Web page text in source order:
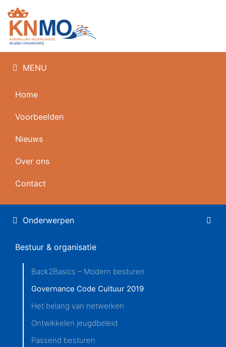
MENU
Home
Voorbeelden
Nieuws
Over ons
Contact
Onderwerpen
Bestuur & organisatie
Back2Basics – Modern besturen
Governance Code Cultuur 2019
Het belang van netwerken
Ontwikkelen jeugdbeleid
Passend besturen